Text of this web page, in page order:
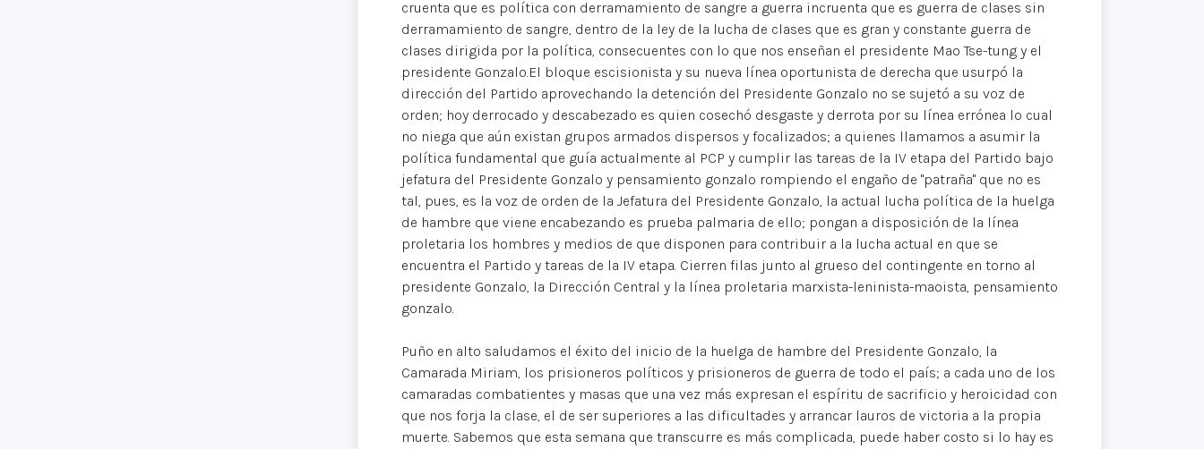
cruenta que es política con derramamiento de sangre a guerra incruenta que es guerra de clases sin
derramamiento de sangre, dentro de la ley de la lucha de clases que es gran y constante guerra de
clases dirigida por la política, consecuentes con lo que nos enseñan el presidente Mao Tse-tung y el
presidente Gonzalo.El bloque escisionista y su nueva línea oportunista de derecha que usurpó la
dirección del Partido aprovechando la detención del Presidente Gonzalo no se sujetó a su voz de
orden; hoy derrocado y descabezado es quien cosechó desgaste y derrota por su línea errónea lo cual
no niega que aún existan grupos armados dispersos y focalizados; a quienes llamamos a asumir la
política fundamental que guía actualmente al PCP y cumplir las tareas de la IV etapa del Partido bajo
jefatura del Presidente Gonzalo y pensamiento gonzalo rompiendo el engaño de "patraña" que no es
tal, pues, es la voz de orden de la Jefatura del Presidente Gonzalo, la actual lucha política de la huelga
de hambre que viene encabezando es prueba palmaria de ello; pongan a disposición de la línea
proletaria los hombres y medios de que disponen para contribuir a la lucha actual en que se
encuentra el Partido y tareas de la IV etapa. Cierren filas junto al grueso del contingente en torno al
presidente Gonzalo, la Dirección Central y la línea proletaria marxista-leninista-maoista, pensamiento
gonzalo.
Puño en alto saludamos el éxito del inicio de la huelga de hambre del Presidente Gonzalo, la
Camarada Miriam, los prisioneros políticos y prisioneros de guerra de todo el país; a cada uno de los
camaradas combatientes y masas que una vez más expresan el espíritu de sacrificio y heroicidad con
que nos forja la clase, el de ser superiores a las dificultades y arrancar lauros de victoria a la propia
muerte. Sabemos que esta semana que transcurre es más complicada, puede haber costo si lo hay es